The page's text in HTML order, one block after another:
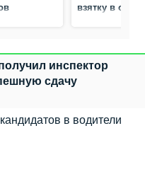
взятку в
инспектор
сдачу
в водители